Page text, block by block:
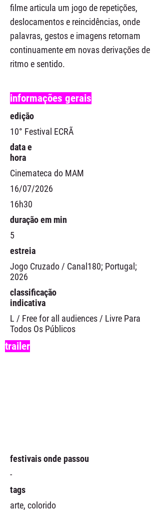
filme articula um jogo de repetições,
deslocamentos e reincidências, onde
palavras, gestos e imagens retornam
continuamente em novas derivações de
ritmo e sentido.
informações gerais
edição
10° Festival ECRÃ
data e
hora
Cinemateca do MAM
16/07/2026
16h30
duração em min
5
estreia
Jogo Cruzado / Canal180; Portugal;
2026
classificação
indicativa
L / Free for all audiences / Livre Para
Todos Os Públicos
trailer
festivais onde passou
-
tags
arte, colorido